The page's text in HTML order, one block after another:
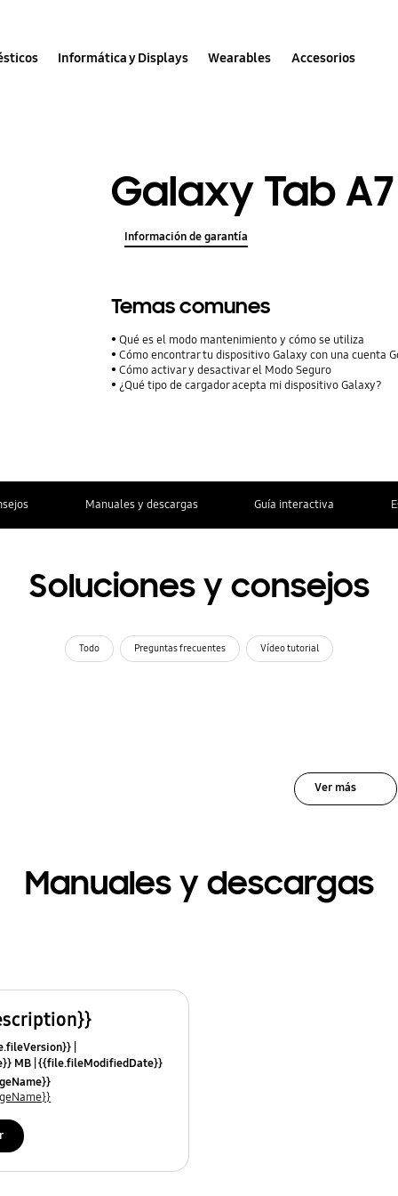
Informática y Displays Wearables Accesorios
Galaxy Tab A7
Información de garantía
Temas comunes
Qué es el modo mantenimiento y cómo se utiliza
Cómo encontrar tu dispositivo Galaxy con una cuenta
Cómo activar y desactivar el Modo Seguro
¿Qué tipo de cargador acepta mi dispositivo Galaxy?
Manuales y descargas Guía interactiva
Soluciones y consejos
Todo Preguntas frecuentes Vídeo tutorial
Ver más
Manuales y descargas
MB {{file.fileModifiedDate}}